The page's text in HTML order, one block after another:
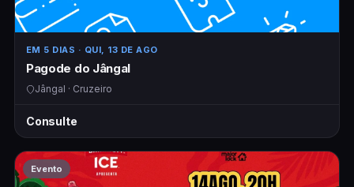
EM 5 DIAS · QUI, 13 DE AGO
Pagode do Jângal
Jângal · Cruzeiro
Consulte
Evento